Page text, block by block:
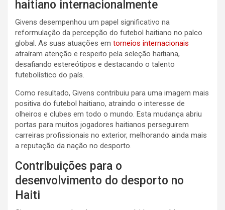
haitiano internacionalmente
Givens desempenhou um papel significativo na
reformulação da percepção do futebol haitiano no palco
global. As suas atuações em torneios internacionais
atraíram atenção e respeito pela seleção haitiana,
desafiando estereótipos e destacando o talento
futebolístico do país.
Como resultado, Givens contribuiu para uma imagem mais
positiva do futebol haitiano, atraindo o interesse de
olheiros e clubes em todo o mundo. Esta mudança abriu
portas para muitos jogadores haitianos perseguirem
carreiras profissionais no exterior, melhorando ainda mais
a reputação da nação no desporto.
Contribuições para o
desenvolvimento do desporto no
Haiti